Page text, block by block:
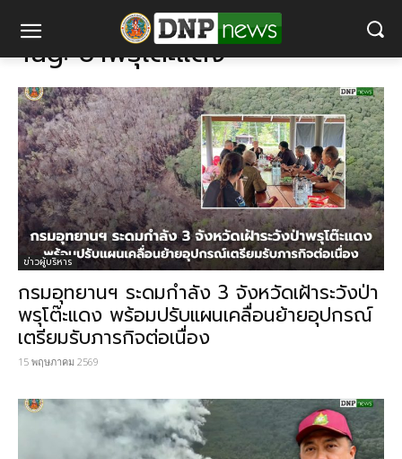
Tag:ป่าพรุโต๊ะแดง
ข่าวผู้บริหาร
กรมอุทยานฯ ระดมกำลัง 3 จังหวัดเฝ้าระวังป่า
พรุโต๊ะแดง พร้อมปรับแผนเคลื่อนย้ายอุปกรณ์
เตรียมรับภารกิจต่อเนื่อง
15 พฤษภาคม 2569